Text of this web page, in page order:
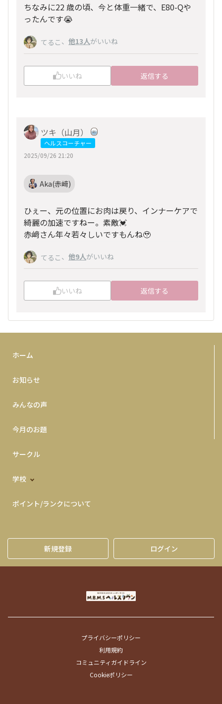
ちなみに22 歳の頃、今と体重一緒で、E80-Qや
ったんです😭
てるこ 、 他13人がいいね
いいね 返信する
ツキ（山月）
ヘルスコーチャー
2025/09/26 21:20
Aka(赤﨑)
ひぇー、元の位置にお肉は戻り、インナーケアで
綺麗の加速ですねー。素敵💓
赤﨑さん年々若々しいですもんね🥹
てるこ 、 他9人がいいね
いいね 返信する
ホーム
お知らせ
みんなの声
今月のお題
サークル
学校
ポイント/ランクについて
新規登録 ログイン
プライバシーポリシー
利用規約
コミュニティガイドライン
Cookieポリシー